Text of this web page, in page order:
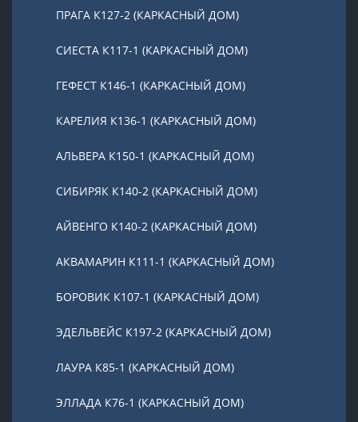
ПРАГА К127-2 (КАРКАСНЫЙ ДОМ)
СИЕСТА К117-1 (КАРКАСНЫЙ ДОМ)
ГЕФЕСТ К146-1 (КАРКАСНЫЙ ДОМ)
КАРЕЛИЯ К136-1 (КАРКАСНЫЙ ДОМ)
АЛЬВЕРА К150-1 (КАРКАСНЫЙ ДОМ)
СИБИРЯК К140-2 (КАРКАСНЫЙ ДОМ)
АЙВЕНГО К140-2 (КАРКАСНЫЙ ДОМ)
АКВАМАРИН К111-1 (КАРКАСНЫЙ ДОМ)
БОРОВИК К107-1 (КАРКАСНЫЙ ДОМ)
ЭДЕЛЬВЕЙС К197-2 (КАРКАСНЫЙ ДОМ)
ЛАУРА К85-1 (КАРКАСНЫЙ ДОМ)
ЭЛЛАДА К76-1 (КАРКАСНЫЙ ДОМ)